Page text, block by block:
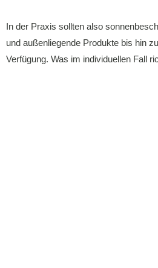
In der Praxis sollten also
und außenliegende Produkte bis hin
Verfügung. Was im individuellen Fall